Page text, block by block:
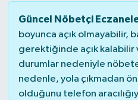
Güncel Nöbetçi
boyunca açık olmayabilir,
gerektiğinde açık kalabilir
durumlar nedeniyle
nedenle, yola çıkmadan
olduğunu telefon